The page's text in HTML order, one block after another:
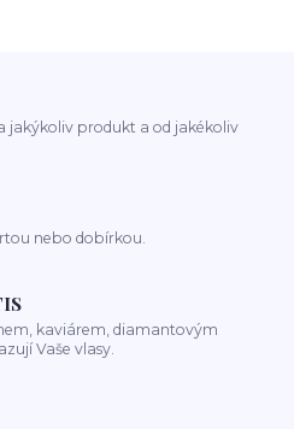
jakýkoliv produkt a od jakékoliv
nebo dobírkou.
kaviárem, diamantovým
Vaše vlasy.